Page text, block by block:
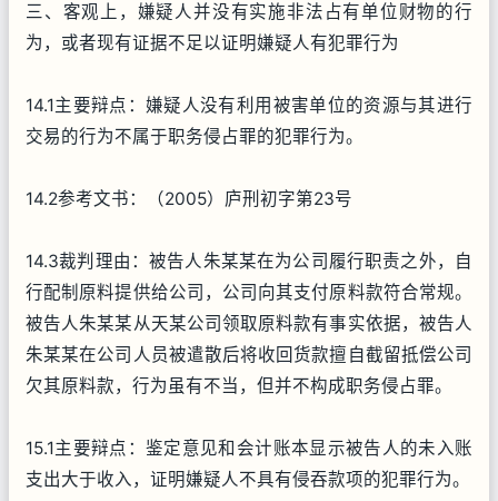
三、客观上，嫌疑人并没有实施非法占有单位财物的行
为，或者现有证据不足以证明嫌疑人有犯罪行为
14.1主要辩点：嫌疑人没有利用被害单位的资源与其进行
交易的行为不属于职务侵占罪的犯罪行为。
14.2参考文书：（2005）庐刑初字第23号
14.3裁判理由：被告人朱某某在为公司履行职责之外，自
行配制原料提供给公司，公司向其支付原料款符合常规。
被告人朱某某从天某公司领取原料款有事实依据，被告人
朱某某在公司人员被遣散后将收回货款擅自截留抵偿公司
欠其原料款，行为虽有不当，但并不构成职务侵占罪。
15.1主要辩点：鉴定意见和会计账本显示被告人的未入账
支出大于收入，证明嫌疑人不具有侵吞款项的犯罪行为。